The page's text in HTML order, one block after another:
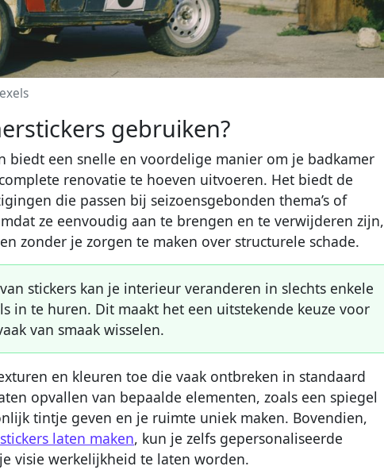
gebruiken?
biedt een snelle en voordelige manier om je badkamer
renovatie te hoeven uitvoeren. Het biedt de
die passen bij seizoensgebonden thema’s of
ze eenvoudig aan te brengen en te verwijderen zijn,
zonder je zorgen te maken over structurele schade.
stickers kan je interieur veranderen in slechts enkele
in te huren. Dit maakt het een uitstekende keuze voor
van smaak wisselen.
en kleuren toe die vaak ontbreken in standaard
opvallen van bepaalde elementen, zoals een spiegel
tintje geven en je ruimte uniek maken. Bovendien,
laten maken, kun je zelfs gepersonaliseerde
visie werkelijkheid te laten worden.